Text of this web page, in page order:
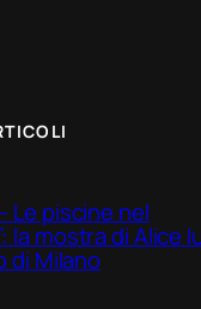
Le piscine nel
la mostra di Alice
di Milano